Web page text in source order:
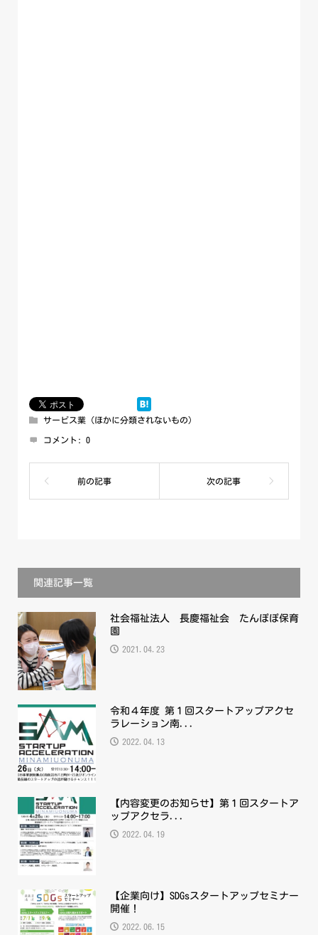
サービス業（ほかに分類されないもの）
コメント: 0
関連記事一覧
社会福祉法人 長慶福祉会 たんぽぽ保育
園
2021.04.23
令和４年度 第１回スタートアップアクセ
ラレーション南...
2022.04.13
【内容変更のお知らせ】第１回スタートア
ップアクセラ...
2022.04.19
【企業向け】SDGsスタートアップセミナー
開催！
2022.06.15